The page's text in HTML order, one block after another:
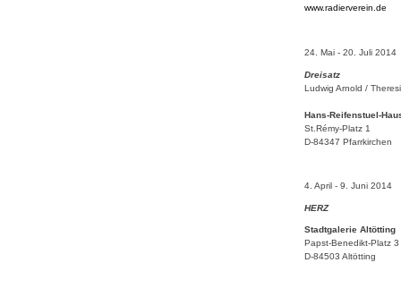
www.radierverein.de
24. Mai - 20. Juli 2014
Dreisatz
Ludwig Arnold /
Hans-Reifenstuel-
St.Rémy-Platz 1
D-84347 Pfarrkirchen
4. April - 9. Juni 2014
HERZ
Stadtgalerie Altötting
Papst-Benedikt-Platz 3
D-84503 Altötting